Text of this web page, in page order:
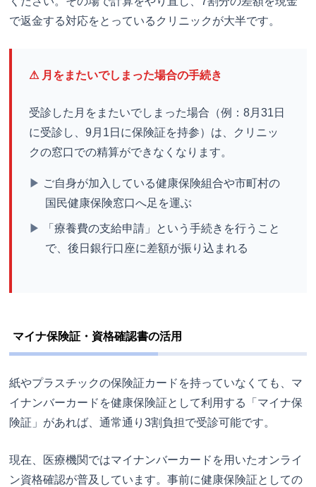
で返金する対応をとっているクリニックが大半です。
⚠ 月をまたいでしまった場合の手続き
受診した月をまたいでしまった場合（例：8月31日
に受診し、9月1日に保険証を持参）は、クリニッ
クの窓口での精算ができなくなります。
▶ ご自身が加入している健康保険組合や市町村の
国民健康保険窓口へ足を運ぶ
▶
「療養費の支給申請」という手続きを行うこと
で、後日銀行口座に差額が振り込まれる
マイナ保険証・資格確認書の活用
紙やプラスチックの保険証カードを持っていなくても、マ
イナンバーカードを健康保険証として利用する「マイナ保
険証」があれば、通常通り3割負担で受診可能です。
現在、医療機関ではマイナンバーカードを用いたオンライ
ン資格確認が普及しています。事前に健康保険証としての